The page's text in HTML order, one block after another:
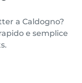
a Caldogno?
e semplice